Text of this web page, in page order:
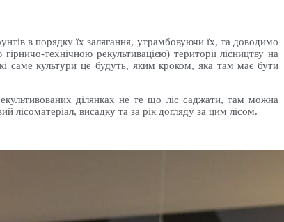
в порядку їх залягання, утрамбовуючи їх, та доводимо
технічною рекультивацією) території лісництву на
саме культури це будуть, яким кроком, яка там має бути
ділянках не те що ліс саджати, там можна
лісоматеріал, висадку та за рік догляду за цим лісом.